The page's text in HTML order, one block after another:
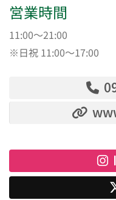
営業時間
11:00～21:00
※日祝 11:00～17:00